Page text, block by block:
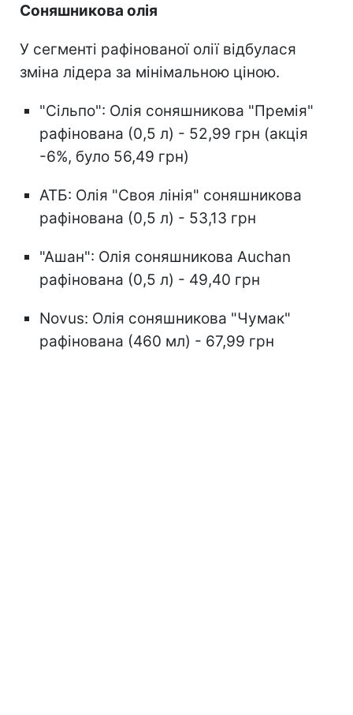
Соняшникова олія
У сегменті рафінованої олії відбулася
зміна лідера за мінімальною ціною.
"Сільпо": Олія соняшникова "Премія"
рафінована (0,5 л) - 52,99 грн (акція
-6%, було 56,49 грн)
АТБ: Олія "Своя лінія" соняшникова
рафінована (0,5 л) - 53,13 грн
"Ашан": Олія соняшникова Auchan
рафінована (0,5 л) - 49,40 грн
Novus: Олія соняшникова "Чумак"
рафінована (460 мл) - 67,99 грн